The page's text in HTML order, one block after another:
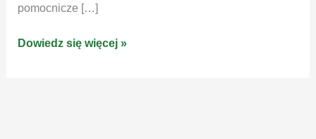
pomocnicze […]
Przekaźnik
Dowiedz się więcej »